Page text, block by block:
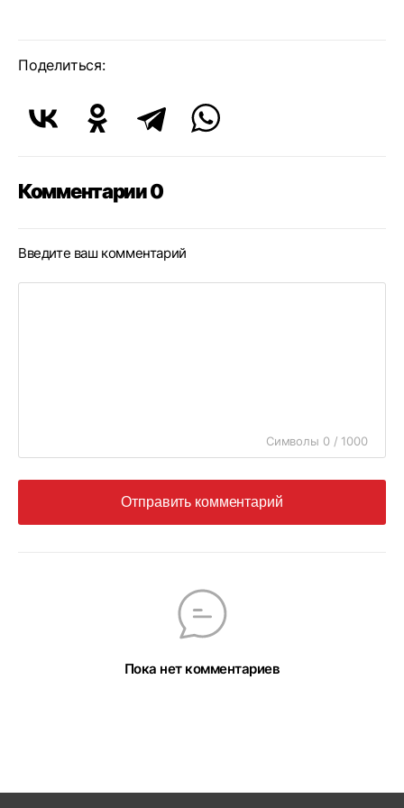
Поделиться:
Комментарии 0
Введите ваш комментарий
Символы 0 / 1000
Отправить комментарий
Пока нет комментариев